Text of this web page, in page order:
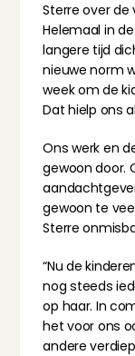
Sterre over de
Helemaal in
langere tijd
nieuwe norm
week om de
Dat hielp ons
Ons werk en
gewoon door.
gewoon te
Sterre
“Nu de
nog steeds
op haar. In
het voor ons
andere